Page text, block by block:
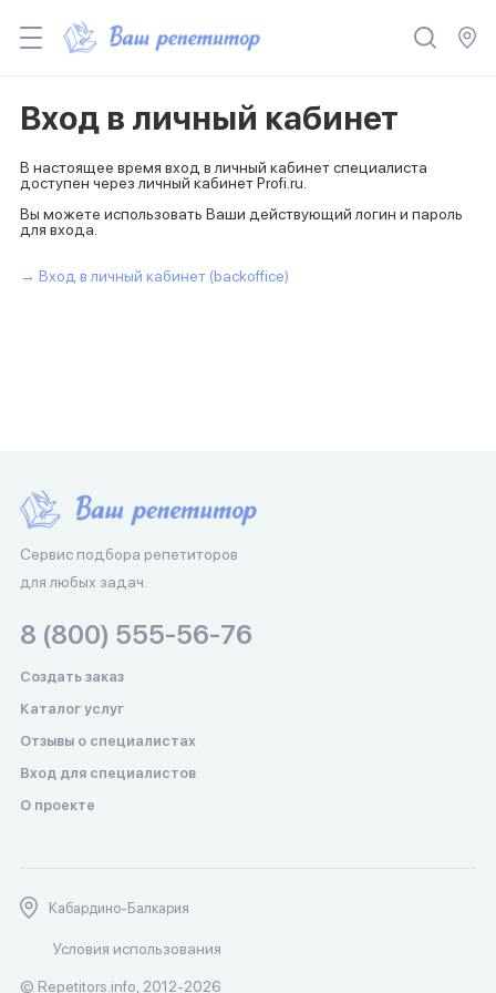
Вход в личный кабинет
В настоящее время вход в личный кабинет специалиста
доступен через личный кабинет Profi.ru.
Вы можете использовать Ваши действующий логин и пароль
для входа.
→ Вход в личный кабинет (backoffice)
Сервис подбора репетиторов
для любых задач.
Создать заказ
Каталог услуг
Отзывы о специалистах
Вход для специалистов
О проекте
8 (800) 555-56-76
© Repetitors.info, 2012-2026
Условия использования
Кабардино-Балкария